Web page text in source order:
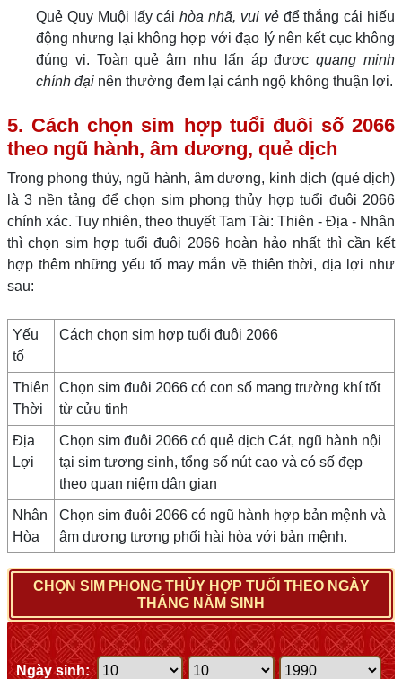
Quẻ Quy Muội lấy cáihòa nhã, vui vẻ để thắng cái hiếu
động nhưng lại không hợp với đạo lý nên kết cục không
đúng vị. Toàn quẻ âm nhu lấn áp đượcquang minh
chính đại nên thường đem lại cảnh ngộ không thuận lợi.
5. Cách chọn sim hợp tuổi đuôi số 2066
theo ngũ hành, âm dương, quẻ dịch
Trong phong thủy, ngũ hành, âm dương, kinh dịch (quẻ dịch)
là 3 nền tảng để chọn sim phong thủy hợp tuổi đuôi 2066
chính xác. Tuy nhiên, theo thuyết Tam Tài: Thiên - Địa - Nhân
thì chọn sim hợp tuổi đuôi 2066 hoàn hảo nhất thì cần kết
hợp thêm những yếu tố may mắn về thiên thời, địa lợi như
sau:
Yếu
tố
Cách chọn sim hợp tuổi đuôi 2066
Thiên
Thời
Chọn sim đuôi 2066 có con số mang trường khí tốt
từ cửu tinh
Địa
Lợi
Chọn sim đuôi 2066 có quẻ dịch Cát, ngũ hành nội
tại sim tương sinh, tổng số nút cao và có số đẹp
theo quan niệm dân gian
Nhân
Hòa
Chọn sim đuôi 2066 có ngũ hành hợp bản mệnh và
âm dương tương phối hài hòa với bản mệnh.
CHỌN SIM PHONG THỦY HỢP TUỔI THEO NGÀY
THÁNG NĂM SINH
Ngày sinh: